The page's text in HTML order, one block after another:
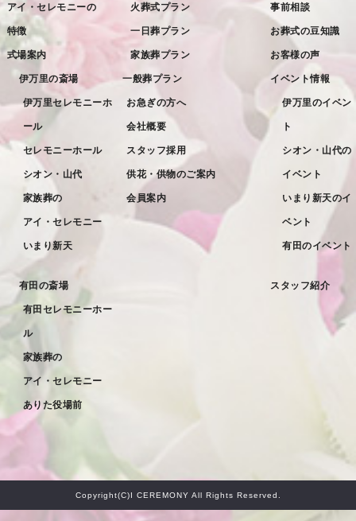
2022年9月
2022年8月
2022年7月
2022年6月
2022年5月
2022年4月
2022年3月
2022年1月
2021年11月
2021年10月
2021年9月
2021年8月
2021年7月
2021年5月
アイ・セレモニーの
特徴
式場案内
伊万里の斎場
伊万里セレモニーホ
ール
セレモニーホール
シオン・山代
家族葬の
アイ・セレモニー
いまり新天
有田の斎場
有田セレモニーホー
ル
家族葬の
アイ・セレモニー
ありた役場前
火葬式プラン
一日葬プラン
家族葬プラン
一般葬プラン
お急ぎの方へ
会社概要
スタッフ採用
供花・供物のご案内
会員案内
事前相談
お葬式の豆知識
お客様の声
イベント情報
伊万里のイベン
ト
シオン・山代の
イベント
いまり新天のイ
ベント
有田のイベント
スタッフ紹介
Copyright(C)I CEREMONY All Rights Reserved.